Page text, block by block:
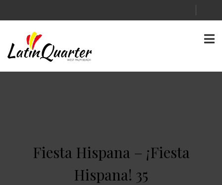
Fiesta Hispana – ¡Fiesta
Hispana! 35